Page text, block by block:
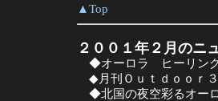
▲Top
２００１年２月のニ
◆オーロラ ヒーリン
◆月刊Ｏｕｔｄｏｏｒ
◆北国の夜空彩るオー